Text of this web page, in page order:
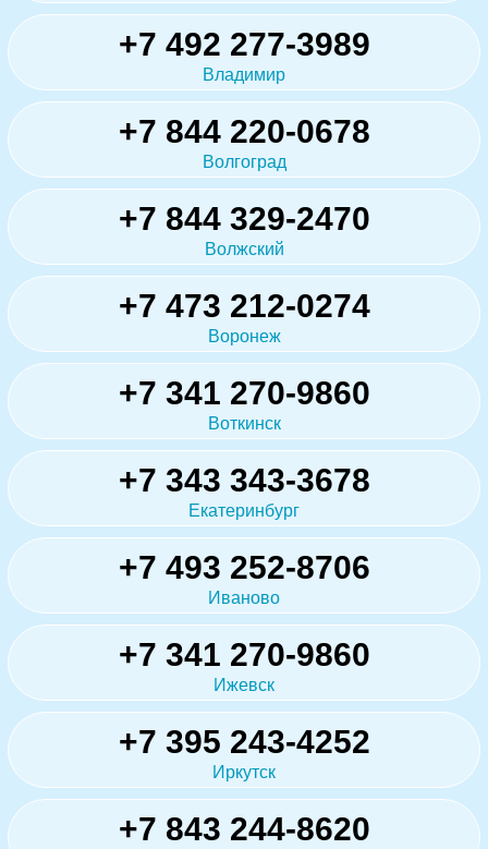
+7 492 277-3989
Владимир
+7 844 220-0678
Волгоград
+7 844 329-2470
Волжский
+7 473 212-0274
Воронеж
+7 341 270-9860
Воткинск
+7 343 343-3678
Екатеринбург
+7 493 252-8706
Иваново
+7 341 270-9860
Ижевск
+7 395 243-4252
Иркутск
+7 843 244-8620